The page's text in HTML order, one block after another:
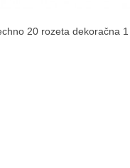
Zobraziť viac
20 rozeta dekoračna 1